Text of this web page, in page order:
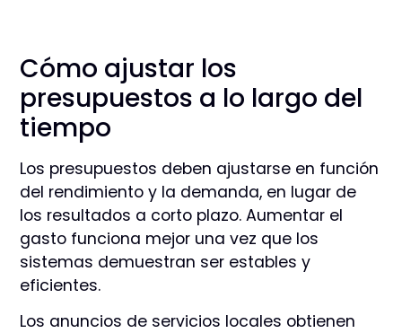
Cómo ajustar los
presupuestos a lo largo del
tiempo
Los presupuestos deben ajustarse en función
del rendimiento y la demanda, en lugar de
los resultados a corto plazo. Aumentar el
gasto funciona mejor una vez que los
sistemas demuestran ser estables y
eficientes.
Los anuncios de servicios locales obtienen